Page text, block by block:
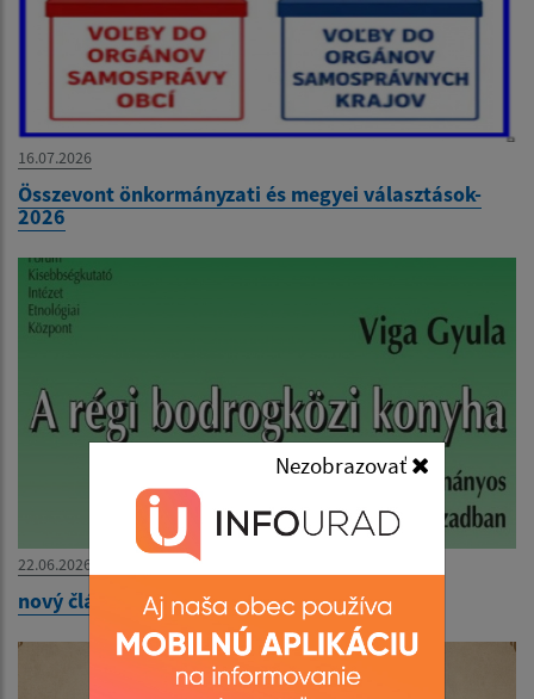
16.07.2026
Összevont önkormányzati és megyei választások-
2026
22.06.2026
nový článok
Nezobrazovať